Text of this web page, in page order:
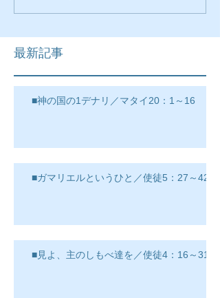
最新記事
■神の国の1デナリ／マタイ20：1～16
■ガマリエルというひと／使徒5：27～42
■見よ、主のしもべ達を／使徒4：16～31